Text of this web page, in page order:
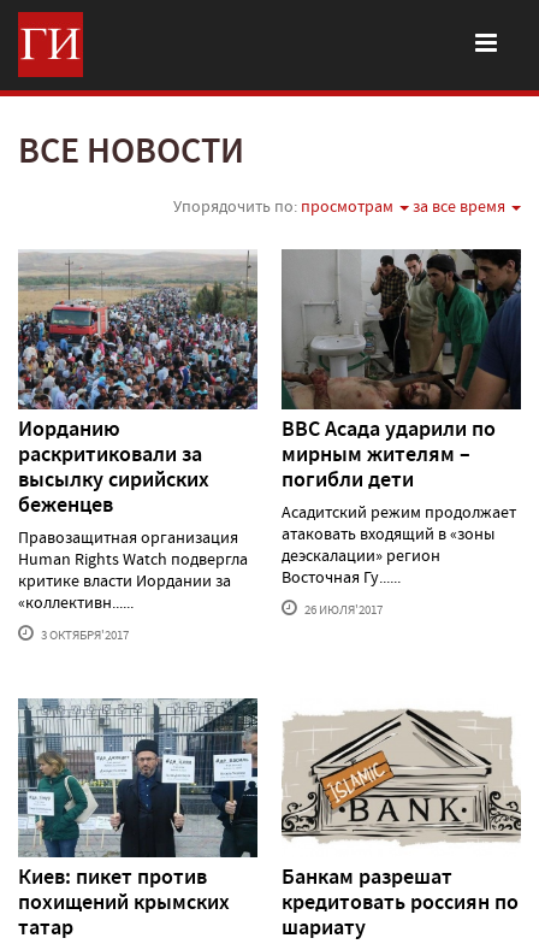
ВСЕ НОВОСТИ
Упорядочить по: просмотрам за все время
Иорданию
раскритиковали за
высылку сирийских
беженцев
Правозащитная организация
Human Rights Watch подвергла
критике власти Иордании за
«коллективн......
3 ОКТЯБРЯ'2017
ВВС Асада ударили по
мирным жителям –
погибли дети
Асадитский режим продолжает
атаковать входящий в «зоны
деэскалации» регион
Восточная Гу......
26 ИЮЛЯ'2017
Киев: пикет против
похищений крымских
татар
Банкам разрешат
кредитовать россиян по
шариату